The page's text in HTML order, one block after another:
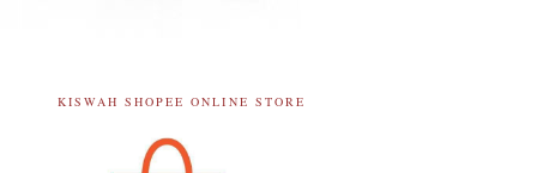
KISWAH SHOPEE ONLINE STORE